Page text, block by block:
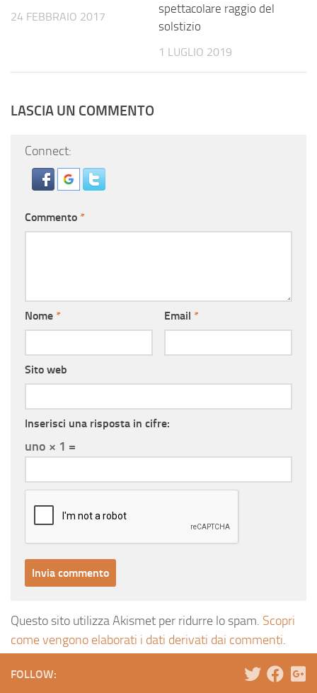
24 FEBBRAIO 2017
spettacolare raggio del
solstizio
1 LUGLIO 2019
LASCIA UN COMMENTO
Connect:
Commento *
Nome * Email *
Sito web
Inserisci una risposta in cifre:
uno × 1 =
Questo sito utilizza Akismet per ridurre lo spam. Scopri
come vengono elaborati i dati derivati dai commenti.
FOLLOW: